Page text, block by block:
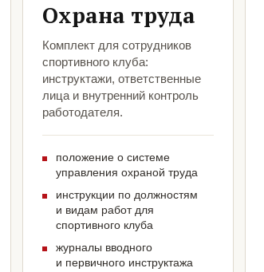
Охрана труда
Комплект для сотрудников
спортивного клуба:
инструктажи, ответственные
лица и внутренний контроль
работодателя.
положение о системе
управления охраной труда
инструкции по должностям
и видам работ для
спортивного клуба
журналы вводного
и первичного инструктажа